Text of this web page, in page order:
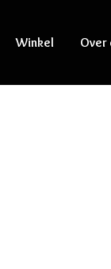
Winkel Over